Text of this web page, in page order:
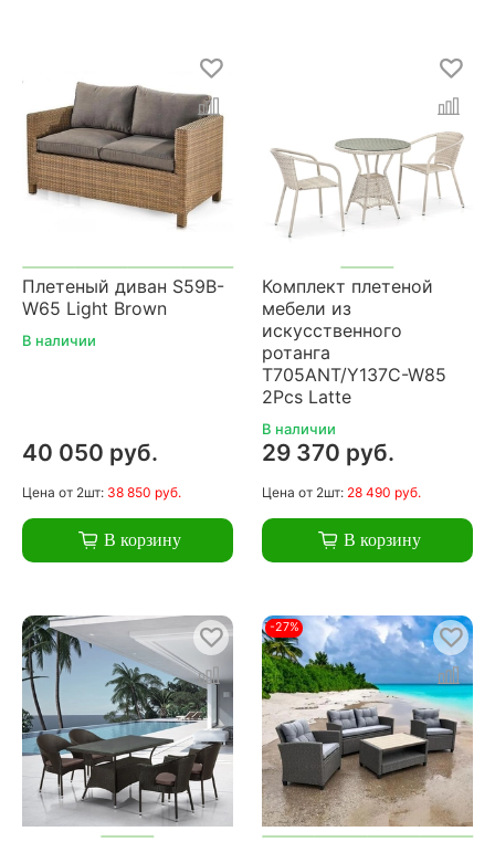
Плетеный диван S59B-
W65 Light Brown
В наличии
40 050 руб.
Цена от 2шт: 38 850 руб.
В корзину
Комплект плетеной
мебели из
искусственного
ротанга
T705ANT/Y137C-W85
2Pcs Latte
В наличии
29 370 руб.
Цена от 2шт: 28 490 руб.
В корзину
-27%